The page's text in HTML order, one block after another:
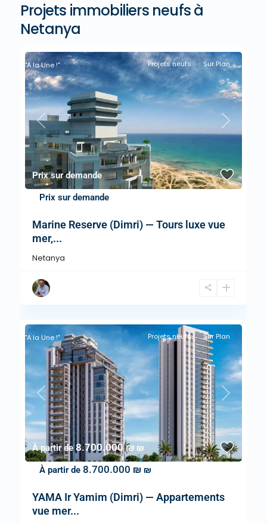
Projets immobiliers neufs à
Netanya
Previous Next
Prix sur demande
Projets neufs Sur Plan
"A la Une !"
Prix sur demande
Marine Reserve (Dimri) — Tours luxe vue
mer,...
Netanya
Previous Next
À partir de8.700.000 ₪ ₪
Projets neufs Sur Plan
"A la Une !"
À partir de 8.700.000 ₪ ₪
YAMA Ir Yamim (Dimri) — Appartements
vue mer...